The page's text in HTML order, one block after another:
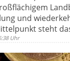
und
steht
Uhr